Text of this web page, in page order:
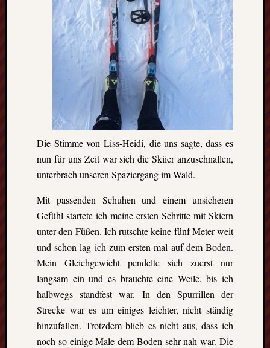
Die Stimme von Liss-Heidi, die uns sagte, dass es
nun für uns Zeit war sich die Skiier anzuschnallen,
unterbrach unseren Spaziergang im Wald.
Mit passenden Schuhen und einem unsicheren
Gefühl startete ich meine ersten Schritte mit Skiern
unter den Füßen. Ich rutschte keine fünf Meter weit
und schon lag ich zum ersten mal auf dem Boden.
Mein Gleichgewicht pendelte sich zuerst nur
langsam ein und es brauchte eine Weile, bis ich
halbwegs standfest war. In den Spurrillen der
Strecke war es um einiges leichter, nicht ständig
hinzufallen. Trotzdem blieb es nicht aus, dass ich
noch so einige Male dem Boden sehr nah war. Die